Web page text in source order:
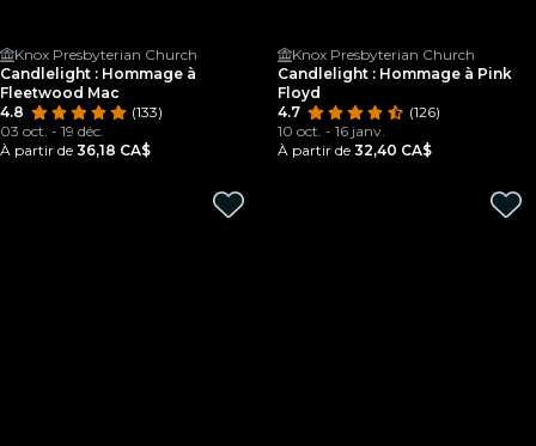
Knox Presbyterian Church
Candlelight : Hommage à
Fleetwood Mac
4.8
(133)
03 oct. - 19 déc.
À partir de 36,18 CA$
Knox Presbyterian Church
Candlelight : Hommage à Pink
Floyd
4.7
(126)
10 oct. - 16 janv.
À partir de 32,40 CA$